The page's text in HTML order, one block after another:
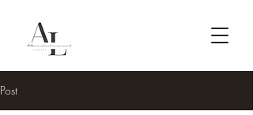
Post